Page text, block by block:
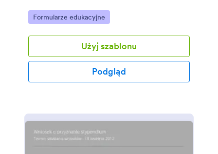
Go to Category:
Formularze edukacyjne
Użyj szablonu
Podgląd